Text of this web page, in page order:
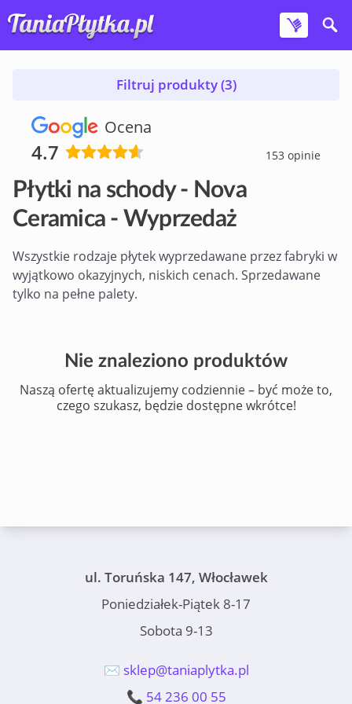
Filtruj produkty (3)
Ocena
4.7 153 opinie
Płytki na schody - Nova
Ceramica - Wyprzedaż
Wszystkie rodzaje płytek wyprzedawane przez fabryki w
wyjątkowo okazyjnych, niskich cenach. Sprzedawane
tylko na pełne palety.
Nie znaleziono produktów
Naszą ofertę aktualizujemy codziennie – być może to,
czego szukasz, będzie dostępne wkrótce!
ul. Toruńska 147, Włocławek
Poniedziałek-Piątek 8-17
Sobota 9-13
✉️ sklep@taniaplytka.pl
📞 54 236 00 55